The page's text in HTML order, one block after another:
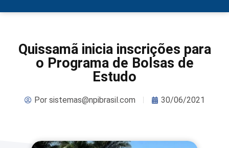
Quissamã inicia inscrições para
o Programa de Bolsas de
Estudo
Porsistemas@npibrasil.com 30/06/2021